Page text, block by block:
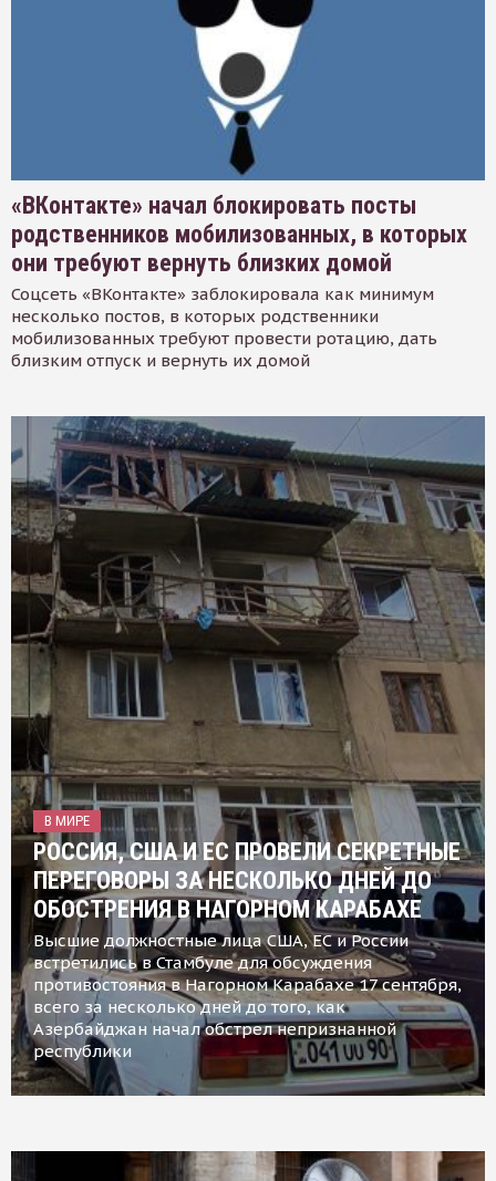
«ВКонтакте» начал блокировать посты
родственников мобилизованных, в которых
они требуют вернуть близких домой
Соцсеть «ВКонтакте» заблокировала как минимум
несколько постов, в которых родственники
мобилизованных требуют провести ротацию, дать
близким отпуск и вернуть их домой
В МИРЕ
РОССИЯ, США И ЕС ПРОВЕЛИ СЕКРЕТНЫЕ
ПЕРЕГОВОРЫ ЗА НЕСКОЛЬКО ДНЕЙ ДО
ОБОСТРЕНИЯ В НАГОРНОМ КАРАБАХЕ
Высшие должностные лица США, ЕС и России
встретились в Стамбуле для обсуждения
противостояния в Нагорном Карабахе 17 сентября,
всего за несколько дней до того, как
Азербайджан начал обстрел непризнанной
республики